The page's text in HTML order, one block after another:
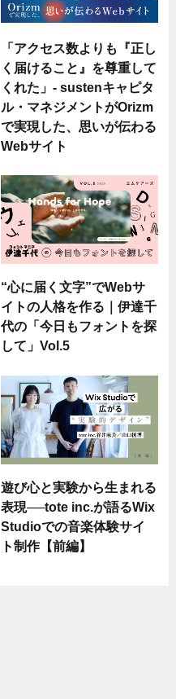
「アクセス数よりも『正し
く届けること』を尊重して
くれた」- sustenキャピタ
ル・マネジメントがOrizm
で実現した、思いが伝わる
Webサイト
“心に届く文字”でWebサ
イトの人格を作る｜伊達千
代の「今日もフォントを探
して」Vol.5
遊び心と実験から生まれる
表現──tote inc.が語るWix
Studioでの音楽体験サイ
ト制作【前編】